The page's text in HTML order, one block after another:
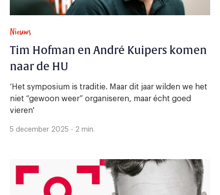
Nieuws
Tim Hofman en André Kuipers komen
naar de HU
‘Het symposium is traditie. Maar dit jaar wilden we het
niet “gewoon weer” organiseren, maar écht goed
vieren'
5 december 2025 - 2 min.